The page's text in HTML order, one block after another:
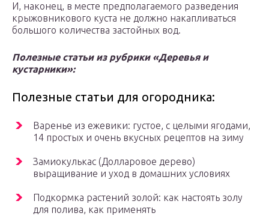
И, наконец, в месте предполагаемого разведения
крыжовникового куста не должно накапливаться
большого количества застойных вод.
Полезные статьи из рубрики «Деревья и
кустарники»:
Полезные статьи для огородника:
Варенье из ежевики: густое, с целыми ягодами,
14 простых и очень вкусных рецептов на зиму
Замиокулькас (Долларовое дерево)
выращивание и уход в домашних условиях
Подкормка растений золой: как настоять золу
для полива, как применять